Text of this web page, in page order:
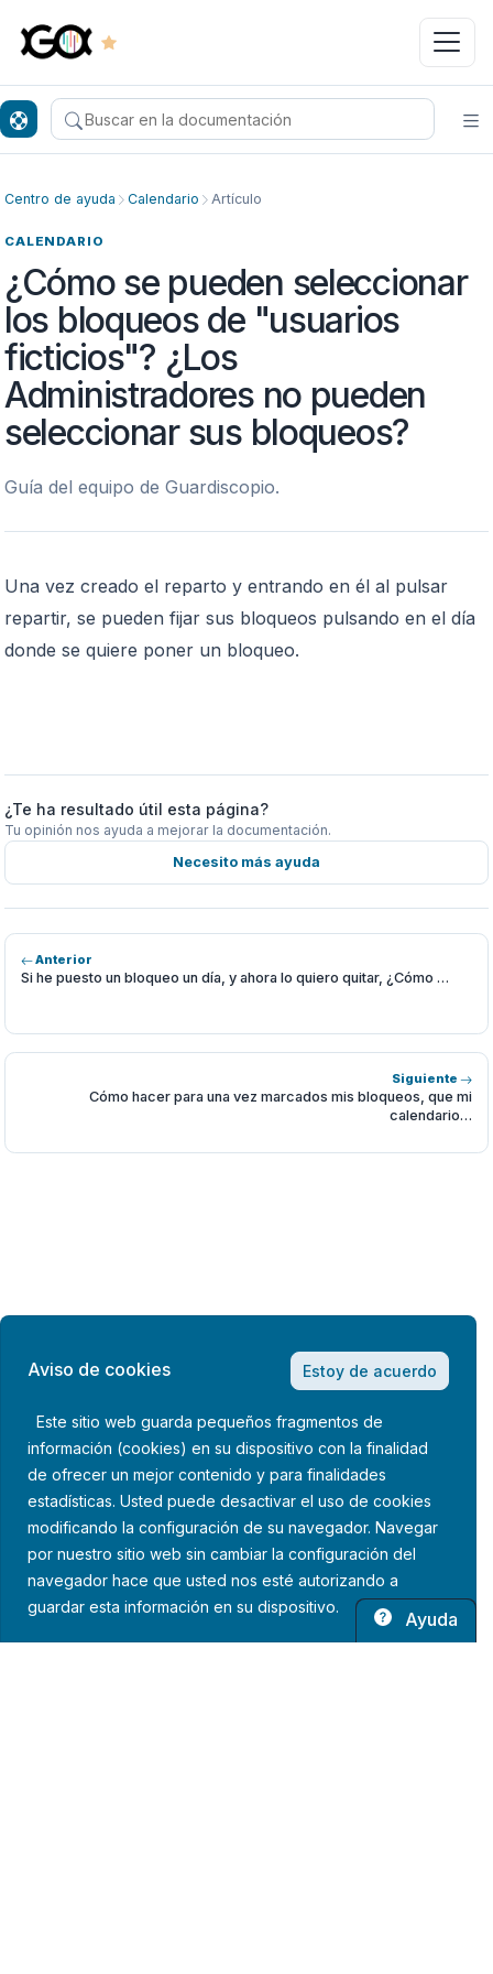
Aviso de cookies Estoy de acuerdo
Este sitio web guarda pequeños fragmentos de
información (cookies) en su dispositivo con la finalidad
de ofrecer un mejor contenido y para finalidades
estadísticas. Usted puede desactivar el uso de cookies
modificando la configuración de su navegador. Navegar
por nuestro sitio web sin cambiar la configuración del
navegador hace que usted nos esté autorizando a
guardar esta información en su dispositivo.
Buscar en el centro de ayuda
Centro de ayuda Calendario Artículo
CALENDARIO
¿Cómo se pueden seleccionar
los bloqueos de "usuarios
ficticios"? ¿Los
Administradores no pueden
seleccionar sus bloqueos?
Guía del equipo de Guardiscopio.
Una vez creado el reparto y entrando en él al pulsar
repartir, se pueden fijar sus bloqueos pulsando en el día
donde se quiere poner un bloqueo.
¿Te ha resultado útil esta página?
Tu opinión nos ayuda a mejorar la documentación.
Necesito más ayuda
Anterior
Si he puesto un bloqueo un día, y ahora lo quiero quitar, ¿Cómo …
Siguiente
Cómo hacer para una vez marcados mis bloqueos, que mi
calendario…
Ayuda